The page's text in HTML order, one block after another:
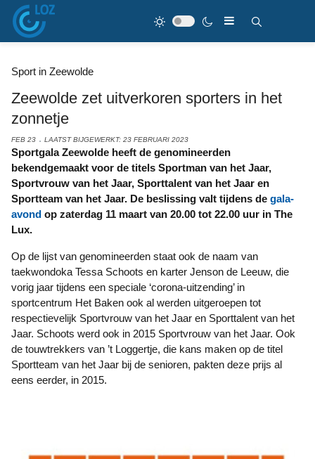
Sport in Zeewolde
Zeewolde zet uitverkoren sporters in het
zonnetje
FEB 23 LAATST BIJGEWERKT: 23 FEBRUARI 2023
Sportgala Zeewolde heeft de genomineerden
bekendgemaakt voor de titels Sportman van het Jaar,
Sportvrouw van het Jaar, Sporttalent van het Jaar en
Sportteam van het Jaar. De beslissing valt tijdens de gala-
avond op zaterdag 11 maart van 20.00 tot 22.00 uur in The
Lux.
Op de lijst van genomineerden staat ook de naam van
taekwondoka Tessa Schoots en karter Jenson de Leeuw, die
vorig jaar tijdens een speciale ‘corona-uitzending’ in
sportcentrum Het Baken ook al werden uitgeroepen tot
respectievelijk Sportvrouw van het Jaar en Sporttalent van het
Jaar. Schoots werd ook in 2015 Sportvrouw van het Jaar. Ook
de touwtrekkers van ’t Loggertje, die kans maken op de titel
Sportteam van het Jaar bij de senioren, pakten deze prijs al
eens eerder, in 2015.